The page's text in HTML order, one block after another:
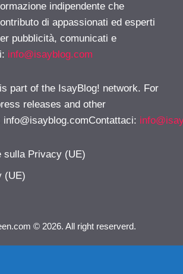
indipendente che
di appassionati ed esperti
pubblicità, comunicati e
info@isayblog.com
part of the IsayBlog! network. For
releases and other
info@isayblog.comContattaci:
sulla Privacy (UE)
(UE)
© 2026. All right reserverd.